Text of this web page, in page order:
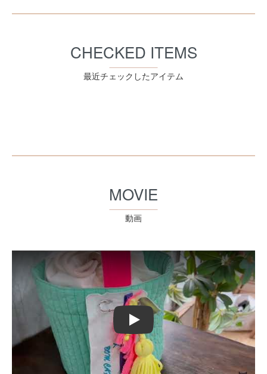
CHECKED ITEMS
最近チェックしたアイテム
MOVIE
動画
Play